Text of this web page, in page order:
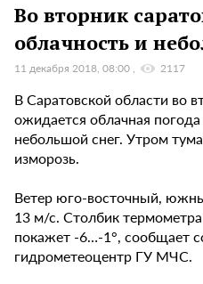
Во вторник
облачность и
11 декабря 2018, 08:00 2117
В Саратовской области во
ожидается облачная
небольшой снег. Утром
изморозь.
Ветер юго-восточный,
13 м/с. Столбик
покажет -6…-1°, сообщает
гидрометеоцентр ГУ МЧС.